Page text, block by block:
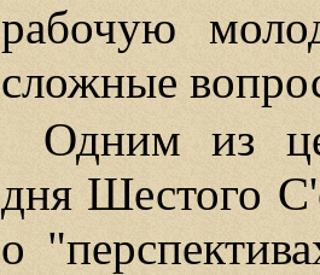
рабочую
сложные
Одним из
дня Шестого
о